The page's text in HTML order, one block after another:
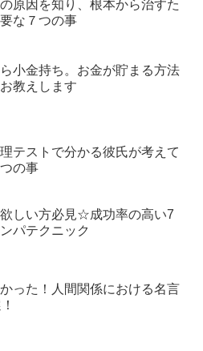
原因を知り、根本から治すた
な７つの事
小金持ち。お金が貯まる方法
教えします
テストで分かる彼氏が考えて
の事
しい方必見☆成功率の高い7
パテクニック
った！人間関係における名言